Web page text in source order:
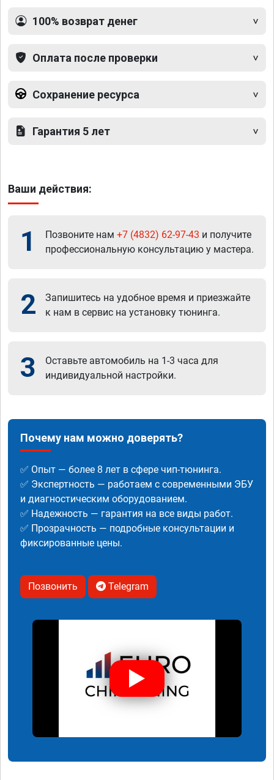
100% возврат денег
Оплата после проверки
Сохранение ресурса
Гарантия 5 лет
Ваши действия:
1 Позвоните нам +7 (4832) 62-97-43 и получите
профессиональную консультацию у мастера.
2
Запишитесь на удобное время и приезжайте
к нам в сервис на установку тюнинга.
3
Оставьте автомобиль на 1-3 часа для
индивидуальной настройки.
Почему нам можно доверять?
✅ Опыт — более 8 лет в сфере чип-тюнинга.
✅ Экспертность — работаем с современными ЭБУ
и диагностическим оборудованием.
✅ Надежность — гарантия на все виды работ.
✅ Прозрачность — подробные консультации и
фиксированные цены.
Позвонить Telegram